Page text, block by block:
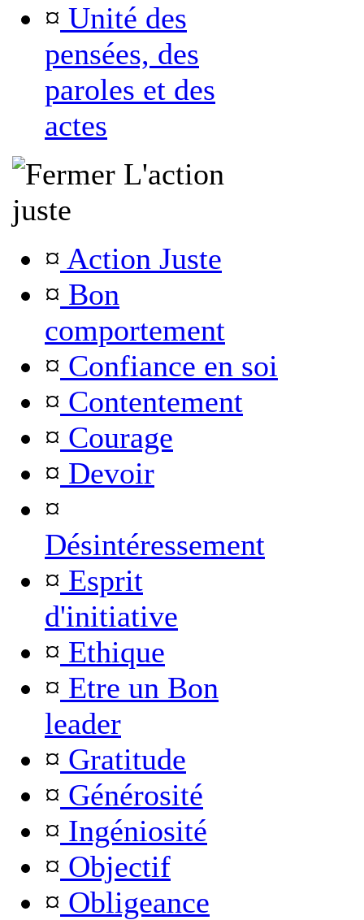
¤ Unité des
pensées, des
paroles et des
actes
L'action
juste
¤ Action Juste
¤ Bon
comportement
¤ Confiance en soi
¤ Contentement
¤ Courage
¤ Devoir
¤
Désintéressement
¤ Esprit
d'initiative
¤ Ethique
¤ Etre un Bon
leader
¤ Gratitude
¤ Générosité
¤ Ingéniosité
¤ Objectif
¤ Obligeance